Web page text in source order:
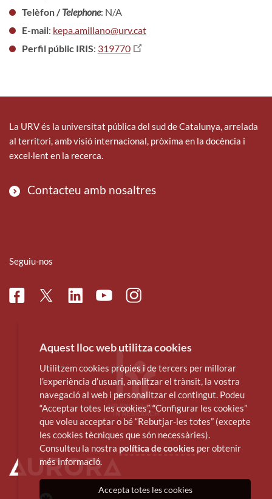
Telèfon /Telephone: N/A
E-mail: kepa.amillano@urv.cat
Perfil públic IRIS: 319770
La URV és la universitat pública del sud de Catalunya, arrelada
al territori, amb visió internacional, pròxima en la docència i
excel·lent en la recerca.
Contacteu amb nosaltres
Seguiu-nos
FacebookTwitterLinkedinYoutubeInstagram
Aquest lloc web utilitza cookies
Utilitzem cookies pròpies i de tercers per millorar
l’experiència d’usuari, analitzar el trànsit, la vostra
navegació al web i personalitzar el contingut. Podeu
“Acceptar totes les cookies”, “Configurar les cookies”
que voleu acceptar o bé “Rebutjar-les totes” (excepte
les cookies tècniques que són necessàries).
Consulteu la nostra política de cookies per obtenir
més informació.
Accepta totes les cookies